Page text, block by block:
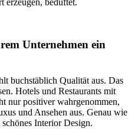
Unternehmen ein
buchstäblich Qualität aus. Das
Hotels und Restaurants mit
nur positiver wahrgenommen,
und Ansehen aus. Genau wie
Interior Design.